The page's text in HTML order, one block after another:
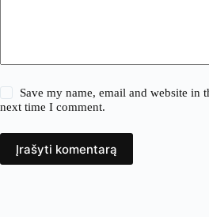
Save my name, email and website in
next time I comment.
Įrašyti komentarą